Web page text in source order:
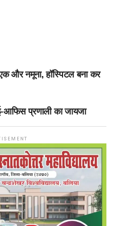
और नमूना, हॉस्पिटल बना कर
आफिस प्रणाली का जायजा